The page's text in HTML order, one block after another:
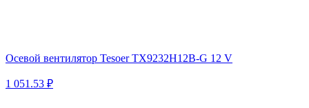
Осевой вентилятор Tesoer TX9232H12B-G 12 V
1 051.53 ₽